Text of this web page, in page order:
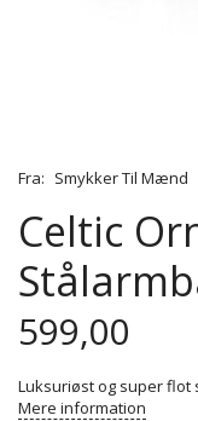
Fra: Smykker Til Mænd
Celtic
599,00
Luksuriøst og super flot
Mere information